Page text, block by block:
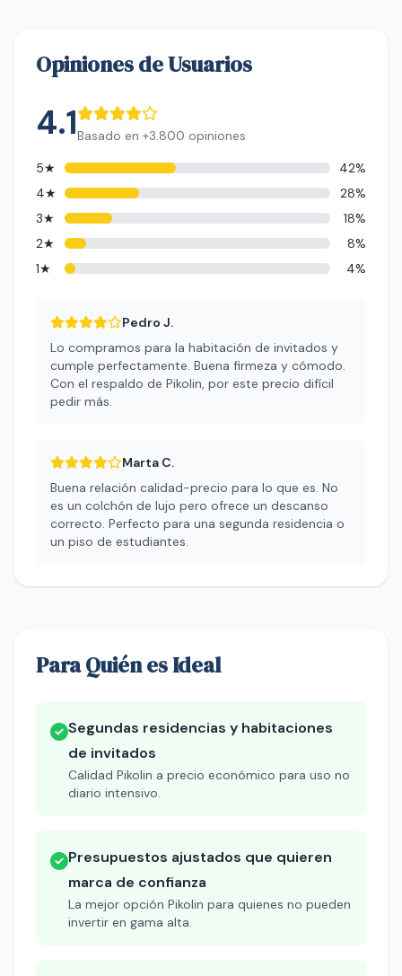
Opiniones de Usuarios
4.1Basado en +3.800 opiniones
5★
42%
4★
28%
3★
18%
2★
8%
1★
4%
Pedro J.
Lo compramos para la habitación de invitados y
cumple perfectamente. Buena firmeza y cómodo.
Con el respaldo de Pikolin, por este precio difícil
pedir más.
Marta C.
Buena relación calidad-precio para lo que es. No
es un colchón de lujo pero ofrece un descanso
correcto. Perfecto para una segunda residencia o
un piso de estudiantes.
Para Quién es Ideal
Segundas residencias y habitaciones
de invitados
Calidad Pikolin a precio económico para uso no
diario intensivo.
Presupuestos ajustados que quieren
marca de confianza
La mejor opción Pikolin para quienes no pueden
invertir en gama alta.